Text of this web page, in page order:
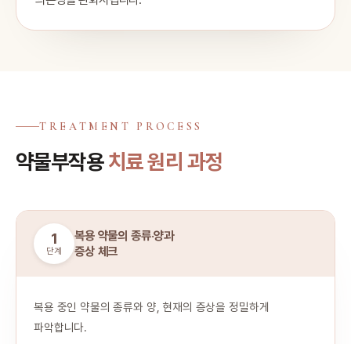
TREATMENT PROCESS
약물부작용치료 원리 과정
1
단계
복용 약물의 종류·양과
증상 체크
복용 중인 약물의 종류와 양, 현재의 증상을 정밀하게
파악합니다.